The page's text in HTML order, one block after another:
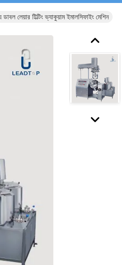
লেয়ার টিল্টিং ভ্যাকুয়াম ইমালসিফাইং মেশিন